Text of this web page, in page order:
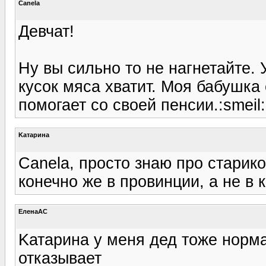
Canela
Девчат!
Ну вы сильно то не
кусок мяса хватит. Моя
помогает со своей пенсии.:smeil:
Kатарина
Canela, просто знаю про
конечно же в провинции, а не в
ЕленаАС
Kатарина у меня дед тоже
отказывает